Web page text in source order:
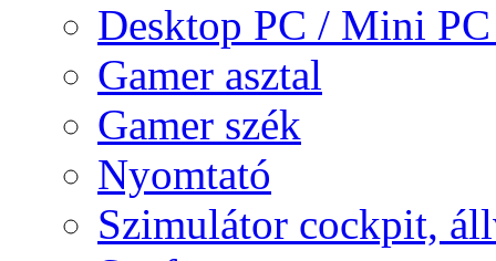
Desktop PC / Mini
Gamer asztal
Gamer szék
Nyomtató
Szimulátor cockpit,